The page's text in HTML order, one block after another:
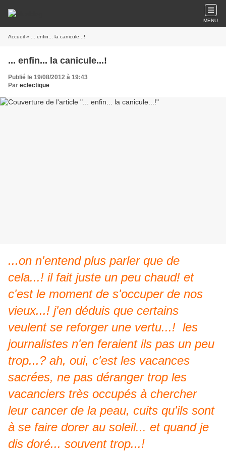
MENU
Accueil » ... enfin... la canicule...!
... enfin... la canicule...!
Publié le 19/08/2012 à 19:43
Par eclectique
...on n'entend plus parler que de
cela...! il fait juste un peu chaud! et
c'est le moment de s'occuper de nos
vieux...! j'en déduis que certains
veulent se reforger une vertu...! les
journalistes n'en feraient ils pas un peu
trop...? ah, oui, c'est les vacances
sacrées, ne pas déranger trop les
vacanciers très occupés à chercher
leur cancer de la peau, cuits qu'ils sont
à se faire dorer au soleil... et quand je
dis doré... souvent trop...!